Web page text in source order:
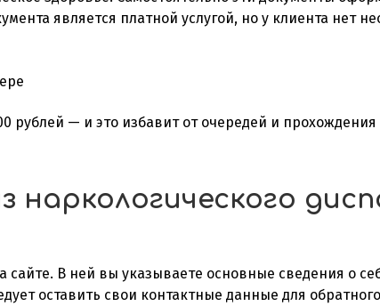
является платной услугой, но у клиента нет
рублей — и это избавит от очередей и
наркологического
В ней вы указываете основные сведения о
оставить свои контактные данные для